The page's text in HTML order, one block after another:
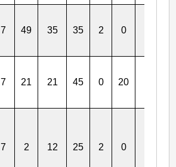
7 49 35 35 2 0
7 21 21 45 0 20
7 2 12 25 2 0